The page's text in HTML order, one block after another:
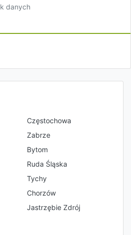
danych
Częstochowa
Zabrze
Bytom
Ruda Śląska
Tychy
Chorzów
Jastrzębie Zdrój